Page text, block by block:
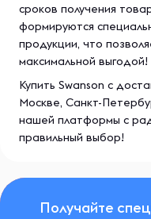
сроков получения
формируются
продукции, что
максимальной выгодой!
Купить Swanson с
Москве, Санкт-
нашей платформы с
правильный выбор!
Получайте